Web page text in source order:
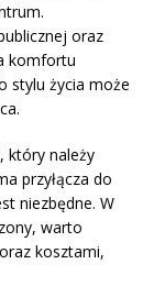
oraz
komfortu
stylu życia może
który należy
przyłącza do
niezbędne. W
warto
kosztami,